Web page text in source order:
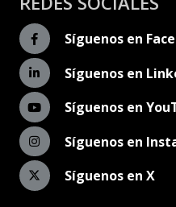
Síguenos en
Síguenos en
Síguenos en
Síguenos en
Síguenos en X